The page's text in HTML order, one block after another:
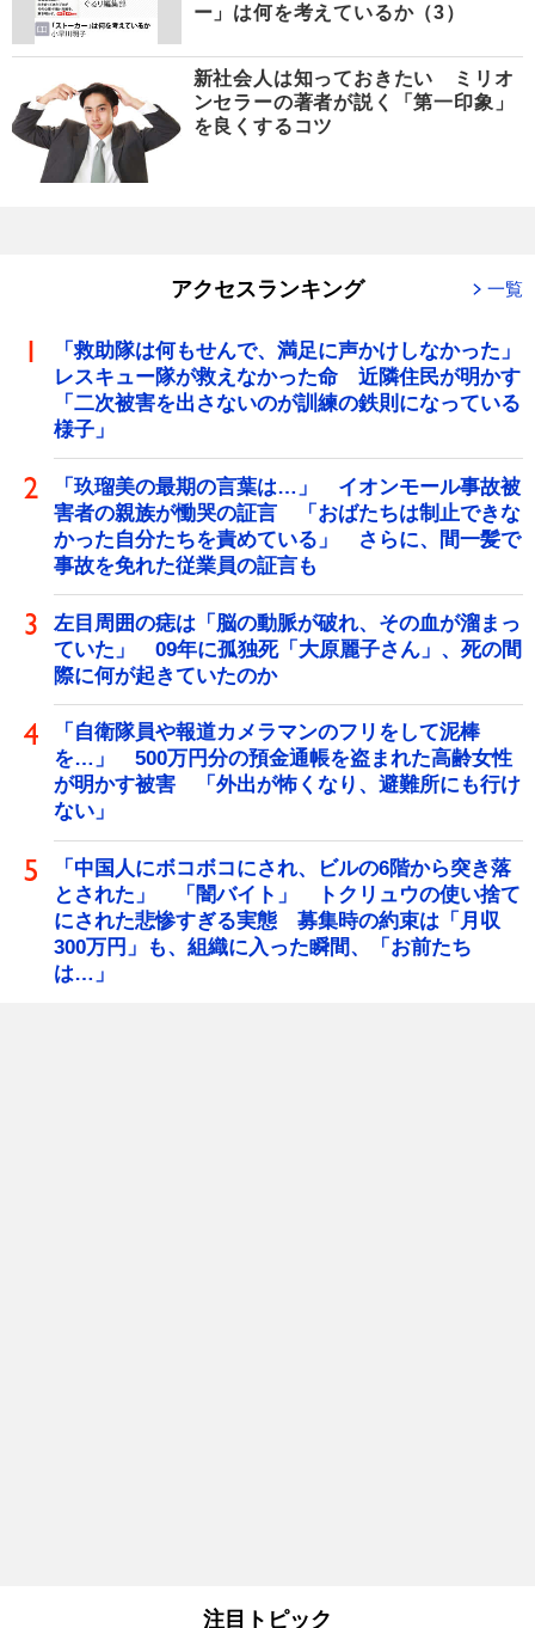
ー」は何を考えているか（3）
新社会人は知っておきたい ミリオ
ンセラーの著者が説く「第一印象」
を良くするコツ
アクセスランキング 一覧
「救助隊は何もせんで、満足に声かけしなかった」
レスキュー隊が救えなかった命 近隣住民が明かす
「二次被害を出さないのが訓練の鉄則になっている
様子」
「玖瑠美の最期の言葉は…」 イオンモール事故被
害者の親族が慟哭の証言 「おばたちは制止できな
かった自分たちを責めている」 さらに、間一髪で
事故を免れた従業員の証言も
左目周囲の痣は「脳の動脈が破れ、その血が溜まっ
ていた」 09年に孤独死「大原麗子さん」、死の間
際に何が起きていたのか
「自衛隊員や報道カメラマンのフリをして泥棒
を…」 500万円分の預金通帳を盗まれた高齢女性
が明かす被害 「外出が怖くなり、避難所にも行け
ない」
「中国人にボコボコにされ、ビルの6階から突き落
とされた」 「闇バイト」 トクリュウの使い捨て
にされた悲惨すぎる実態 募集時の約束は「月収
300万円」も、組織に入った瞬間、「お前たち
は…」
注目トピック